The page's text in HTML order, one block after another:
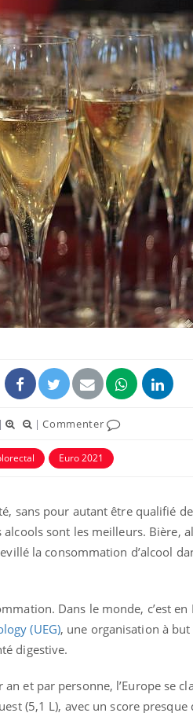
| |Commenter
Euro 2021
sans pour autant être qualifié
sont les meilleurs. Bière,
la consommation d’alcool
Dans le monde, c’est en
(UEG), une organisation à
digestive.
et par personne, l’Europe se
(5,1 L), avec un score
VIH : la fin du comprimé